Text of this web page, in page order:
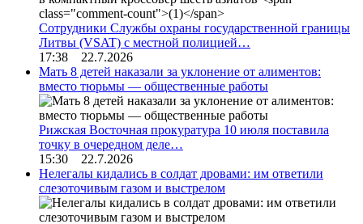
Сотрудники Службы охраны государственной границы
Литвы (VSAT) с местной полицией…
17:38 22.7.2026
Мать 8 детей наказали за уклонение от алиментов:
вместо тюрьмы — общественные работы
Рижская Восточная прокуратура 10 июля поставила
точку в очередном деле…
15:30 22.7.2026
Нелегалы кидались в солдат дровами: им ответили
слезоточивым газом и выстрелом